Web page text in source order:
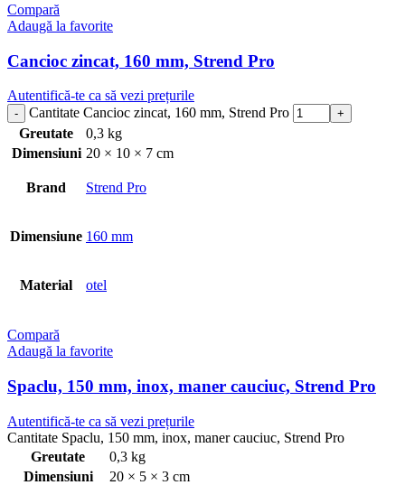
Compară
Adaugă la favorite
Cancioc zincat, 160 mm, Strend Pro
Autentifică-te ca să vezi prețurile
Cantitate Cancioc zincat, 160 mm, Strend Pro
Greutate
0,3 kg
Dimensiuni 20 × 10 × 7 cm
Brand Strend Pro
Dimensiune 160 mm
Material otel
Compară
Adaugă la favorite
Spaclu, 150 mm, inox, maner cauciuc, Strend Pro
Autentifică-te ca să vezi prețurile
Cantitate Spaclu, 150 mm, inox, maner cauciuc, Strend Pro
Greutate
0,3 kg
Dimensiuni
20 × 5 × 3 cm